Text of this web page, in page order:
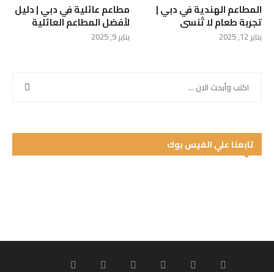
المطاعم الهندية في دبي |
تجربة طعام لا تُنسى
يناير 12, 2025
مطاعم عائلية في دبي | دليل
لأفضل المطاعم العائلية
يناير 9, 2025
تابعنا علي الفيس بوك